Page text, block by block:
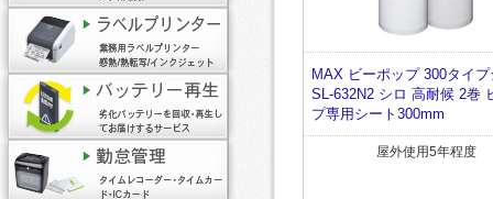
MAX ビーポップ 300タイプ
SL-632N2 シロ 高耐候 2巻
プ専用シート300mm
屋外使用5年程度